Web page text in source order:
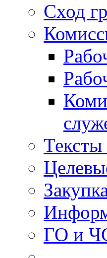
Сход
ГО и